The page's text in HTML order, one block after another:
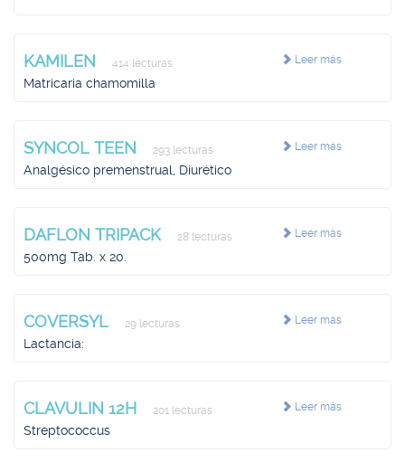
Leer más
KAMILEN 414 lecturas
Matricaria chamomilla
Leer más
SYNCOL TEEN 293 lecturas
Analgésico premenstrual, Diurético
Leer más
DAFLON TRIPACK 28 lecturas
500mg Tab. x 20.
Leer más
COVERSYL 29 lecturas
Lactancia:
Leer más
CLAVULIN 12H 201 lecturas
Streptococcus